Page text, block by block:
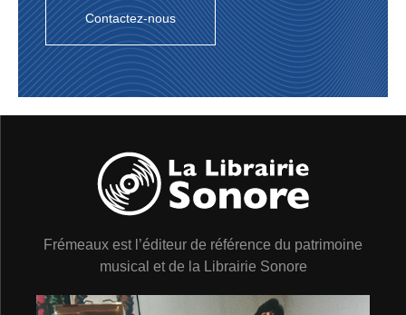
Contactez-nous
Frémeaux est l’éditeur de référence du patrimoine
musical et de la Librairie Sonore